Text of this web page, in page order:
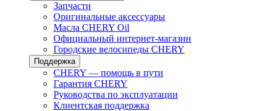
Запчасти
Оригинальные аксессуары
Масла CHERY Oil
Официальный интернет-магазин
Городские велосипеды CHERY
Поддержка
CHERY — помощь в пути
Гарантия CHERY
Руководства по эксплуатации
Клиентская поддержка